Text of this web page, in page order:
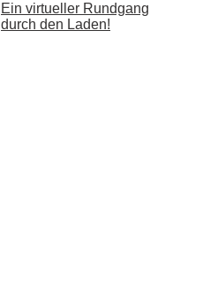
Ein virtueller Rundgang
durch den Laden!